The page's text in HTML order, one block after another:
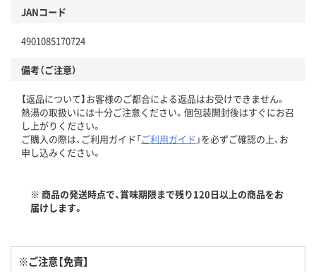
JANコード
4901085170724
備考（ご注意）
【返品について】お客様のご都合による返品はお受けできません。
熱湯の取扱いには十分ご注意ください。個包装開封後はすぐにお召
し上がりください。
ご購入の際は、ご利用ガイド「ご利用ガイド 」を必ずご確認の上、お
申し込みください。
※ 商品の発送時点で、賞味期限まで残り120日以上の商品をお
届けします。
※ご注意【免責】